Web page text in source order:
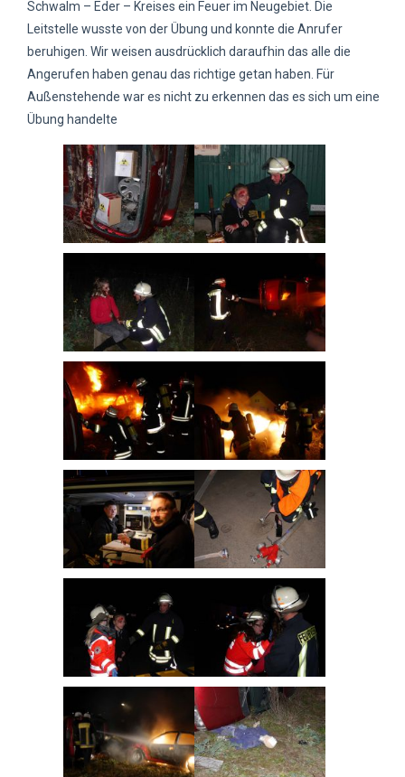
Schwalm – Eder – Kreises ein Feuer im Neugebiet. Die
Leitstelle wusste von der Übung und konnte die Anrufer
beruhigen. Wir weisen ausdrücklich daraufhin das alle die
Angerufen haben genau das richtige getan haben. Für
Außenstehende war es nicht zu erkennen das es sich um eine
Übung handelte